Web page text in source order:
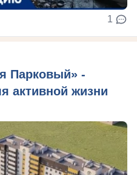
1
Парковый» -
активной жизни